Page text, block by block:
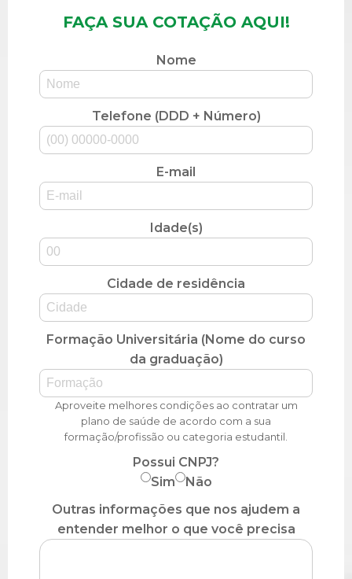
FAÇA SUA COTAÇÃO AQUI!
Nome
Telefone (DDD + Número)
E-mail
Idade(s)
Cidade de residência
Formação Universitária (Nome do curso
da graduação)
Aproveite melhores condições ao contratar um
plano de saúde de acordo com a sua
formação/profissão ou categoria estudantil.
Possui CNPJ?
Sim
Não
Outras informações que nos ajudem a
entender melhor o que você precisa